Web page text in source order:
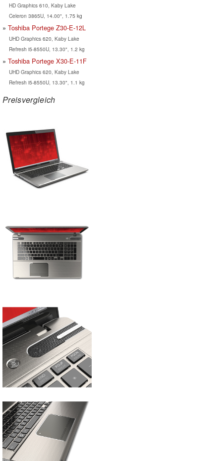
HD Graphics 610, Kaby Lake
Celeron 3865U, 14.00", 1.75 kg
Toshiba Portege Z30-E-12L
UHD Graphics 620, Kaby Lake
Refresh i5-8550U, 13.30", 1.2 kg
Toshiba Portege X30-E-11F
UHD Graphics 620, Kaby Lake
Refresh i5-8550U, 13.30", 1.1 kg
Preisvergleich